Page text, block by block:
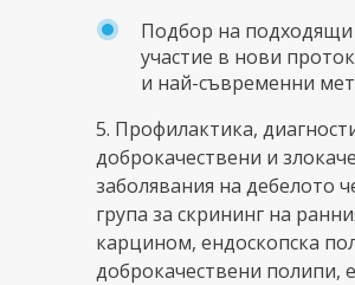
Подбор на подходящи
участие в нови
и най-съвременни
5. Профилактика,
доброкачествени и
заболявания на дебелото
група за скрининг на
карцином, ендоскопска
доброкачествени полипи,